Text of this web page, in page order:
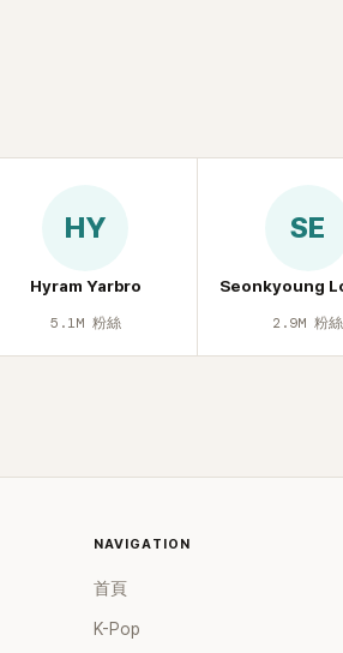
HY
Hyram Yarbro
5.1M 粉絲
SE
Seonkyoung
2.9M 粉絲
NAVIGATION
首頁
K-Pop